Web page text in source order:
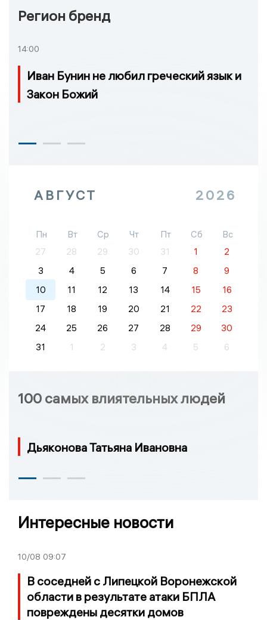
Регион бренд
14:00
Иван Бунин не любил греческий язык и
Закон Божий
АВГУСТ 2026
Пн Вт Ср Чт Пт Сб
Вс
27
28 29 30 31 1
2
3
4 5 6 7 8
9
10
11 12 13 14 15
16
17
18 19 20 21 22
23
24
25 26 27 28 29
30
31
1 2 3 4 5 6
100 самых влиятельных людей
Дьяконова Татьяна Ивановна
Интересные новости
10/08 09:07
В соседней с Липецкой Воронежской
области в результате атаки БПЛА
повреждены десятки домов